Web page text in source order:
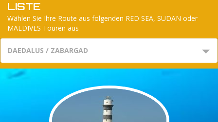
LISTE
Wählen Sie Ihre Route aus folgenden RED SEA, SUDAN oder
MALDIVES Touren aus
DAEDALUS / ZABARGAD